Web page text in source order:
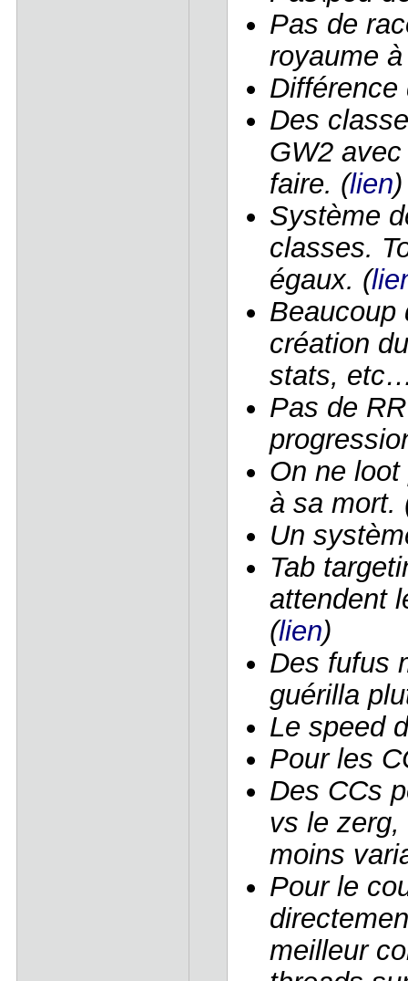
Pas de
royaume
Des
GW2
faire. (lien)
Système
classes.
égaux. (
Beaucoup
création
stats,
Pas de
On ne
à sa mort.
Un
Tab
attendent
(lien)
Des fufus
guérilla
Le speed
Pour les
Des CCs
vs le
moins
Pour le
meilleur